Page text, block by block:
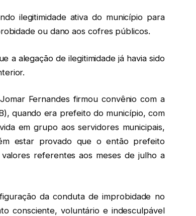
ilegitimidade ativa do município para
ou dano aos cofres públicos.
a alegação de ilegitimidade já havia sido
Fernandes firmou convênio com a
quando era prefeito do município, com
em grupo aos servidores municipais,
estar provado que o então prefeito
referentes aos meses de julho a
da conduta de improbidade no
consciente, voluntário e indesculpável